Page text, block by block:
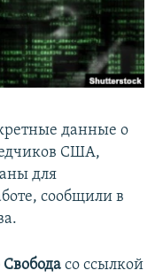
данные о
США,
для
сообщили в
со ссылкой